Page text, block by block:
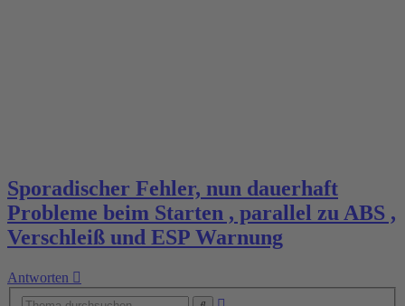
Sporadischer Fehler, nun dauerhaft
Probleme beim Starten , parallel zu ABS ,
Verschleiß und ESP Warnung
Antworten